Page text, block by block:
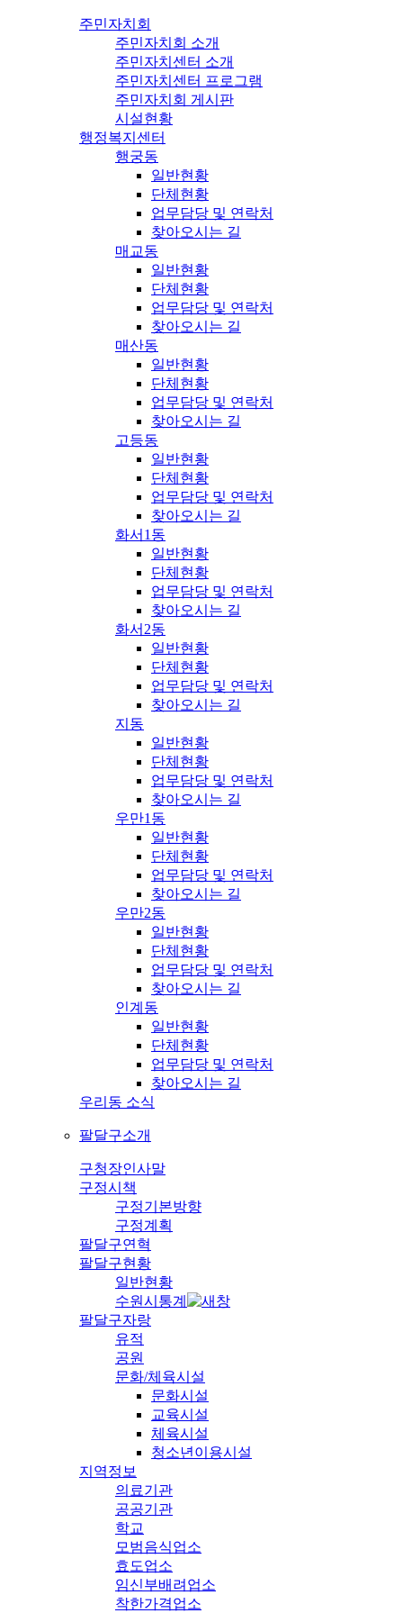
주민자치회
주민자치회 소개
주민자치센터 소개
주민자치센터 프로그램
주민자치회 게시판
시설현황
행정복지센터
행궁동
일반현황
단체현황
업무담당 및 연락처
찾아오시는 길
매교동
일반현황
단체현황
업무담당 및 연락처
찾아오시는 길
매산동
일반현황
단체현황
업무담당 및 연락처
찾아오시는 길
고등동
일반현황
단체현황
업무담당 및 연락처
찾아오시는 길
화서1동
일반현황
단체현황
업무담당 및 연락처
찾아오시는 길
화서2동
일반현황
단체현황
업무담당 및 연락처
찾아오시는 길
지동
일반현황
단체현황
업무담당 및 연락처
찾아오시는 길
우만1동
일반현황
단체현황
업무담당 및 연락처
찾아오시는 길
우만2동
일반현황
단체현황
업무담당 및 연락처
찾아오시는 길
인계동
일반현황
단체현황
업무담당 및 연락처
찾아오시는 길
우리동 소식
팔달구소개
구청장인사말
구정시책
구정기본방향
구정계획
팔달구연혁
팔달구현황
일반현황
수원시통계
팔달구자랑
유적
공원
문화/체육시설
문화시설
교육시설
체육시설
청소년이용시설
지역정보
의료기관
공공기관
학교
모범음식업소
효도업소
임신부배려업소
착한가격업소